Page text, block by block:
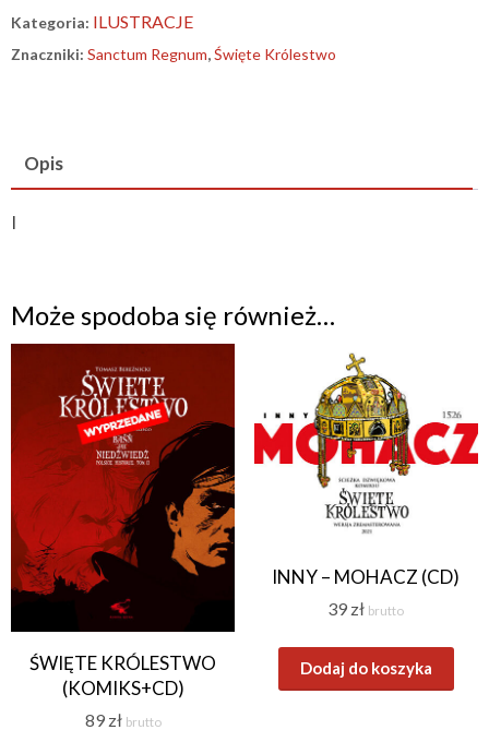
–
zakładka
Kategoria: ILUSTRACJE
Znaczniki: Sanctum Regnum,Święte Królestwo
Opis
I
Może spodoba się również…
ŚWIĘTE KRÓLESTWO
(KOMIKS+CD)
89 zł brutto
INNY – MOHACZ (CD)
39 zł brutto
Dodaj do koszyka